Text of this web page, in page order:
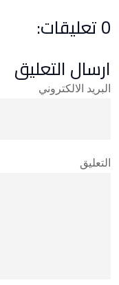
0 تعليقات:
ارسال التعليق
البريد الالكتروني
التعليق